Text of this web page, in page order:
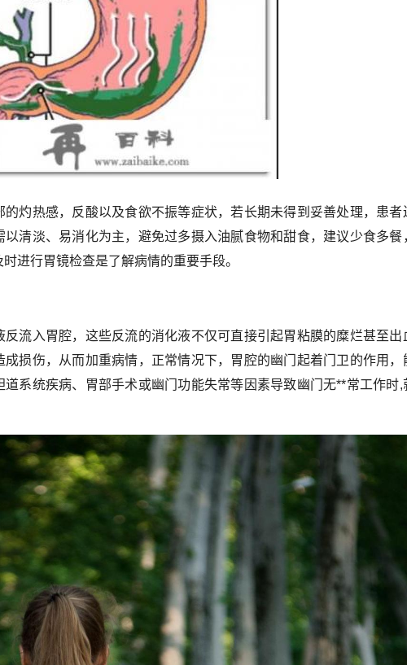
灼热感，反酸以及食欲不振等症状，若长期未得到妥善处理，患者
清淡、易消化为主，避免过多摄入油腻食物和甜食，建议少食多餐
进行胃镜检查是了解病情的重要手段。
流入胃腔，这些反流的消化液不仅可直接引起胃粘膜的糜烂甚至出
损伤，从而加重病情，正常情况下，胃腔的幽门起着门卫的作用，
系统疾病、胃部手术或幽门功能失常等因素导致幽门无**常工作时,